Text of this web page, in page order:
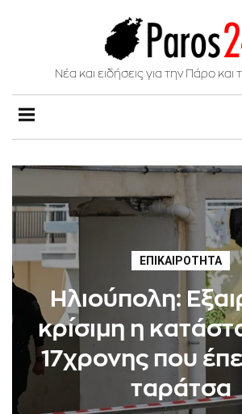
Νέα και ειδήσεις για την Πάρο και
ΕΠΙΚΑΙΡΌΤΗΤΑ
Ηλιούπολη:
κρίσιμη η
17χρονης που
ταράτσα